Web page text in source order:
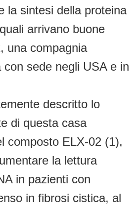
la sintesi della proteina
arrivano buone
una compagnia
con sede negli USA e in
descritto lo
di questa casa
composto ELX-02 (1),
la lettura
in pazienti con
in fibrosi cistica, al